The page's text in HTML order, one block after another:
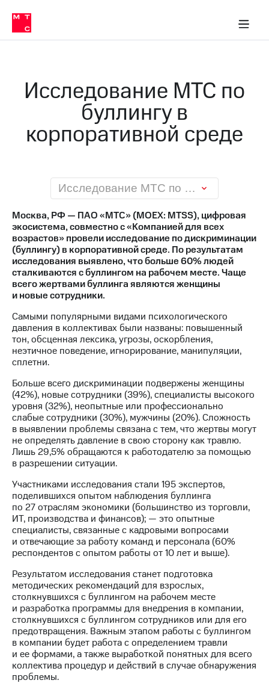
Медиа-центр
и акционерам
Устойчивое развитие
Комплаенс и деловая этика
компании
в МТС
История
компании
Правовая
информация
Контакты
Медиа-центр
Пресс-
релизы
МТС
о технологиях
Достижения
Интервью
отчетность
Контакты
Новости
в
регионе
Корпоративное
управление
Корпоративный
секретарь
Раскрытие
информации
акционерам
Документы
ПАО
"МТС"
Собрания
акционеров
Личный
кабинет
акционера
Акционерный
релизы
МТС
Исследование МТС по
буллингу в
корпоративной среде
Исследование МТС по буллингу в корпоративной среде
Москва, РФ — ПАО «МТС» (MOEX: MTSS), цифровая
экосистема, совместно с «Компанией для всех
возрастов» провели исследование по дискриминации
(буллингу) в корпоративной среде. По результатам
исследования выявлено, что больше 60% людей
сталкиваются с буллингом на рабочем месте. Чаще
всего жертвами буллинга являются женщины
и новые сотрудники.
Самыми популярными видами психологического
давления в коллективах были названы: повышенный
тон, обсценная лексика, угрозы, оскорбления,
неэтичное поведение, игнорирование, манипуляции,
сплетни.
Больше всего дискриминации подвержены женщины
(42%), новые сотрудники (39%), специалисты высокого
уровня (32%), неопытные или профессионально
слабые сотрудники (30%), мужчины (20%). Сложность
в выявлении проблемы связана с тем, что жертвы могут
не определять давление в свою сторону как травлю.
Лишь 29,5% обращаются к работодателю за помощью
в разрешении ситуации.
Участниками исследования стали 195 экспертов,
поделившихся опытом наблюдения буллинга
по 27 отраслям экономики (большинство из торговли,
ИТ, производства и финансов); — это опытные
специалисты, связанные с кадровыми вопросами
и отвечающие за работу команд и персонала (60%
респондентов с опытом работы от 10 лет и выше).
Результатом исследования станет подготовка
методических рекомендаций для взрослых,
столкнувшихся с буллингом на рабочем месте
и разработка программы для внедрения в компании,
столкнувшихся с буллингом сотрудников или для его
предотвращения. Важным этапом работы с буллингом
в компании будет работа с определением травли
и ее формами, а также выработкой понятных для всего
коллектива процедур и действий в случае обнаружения
проблемы.